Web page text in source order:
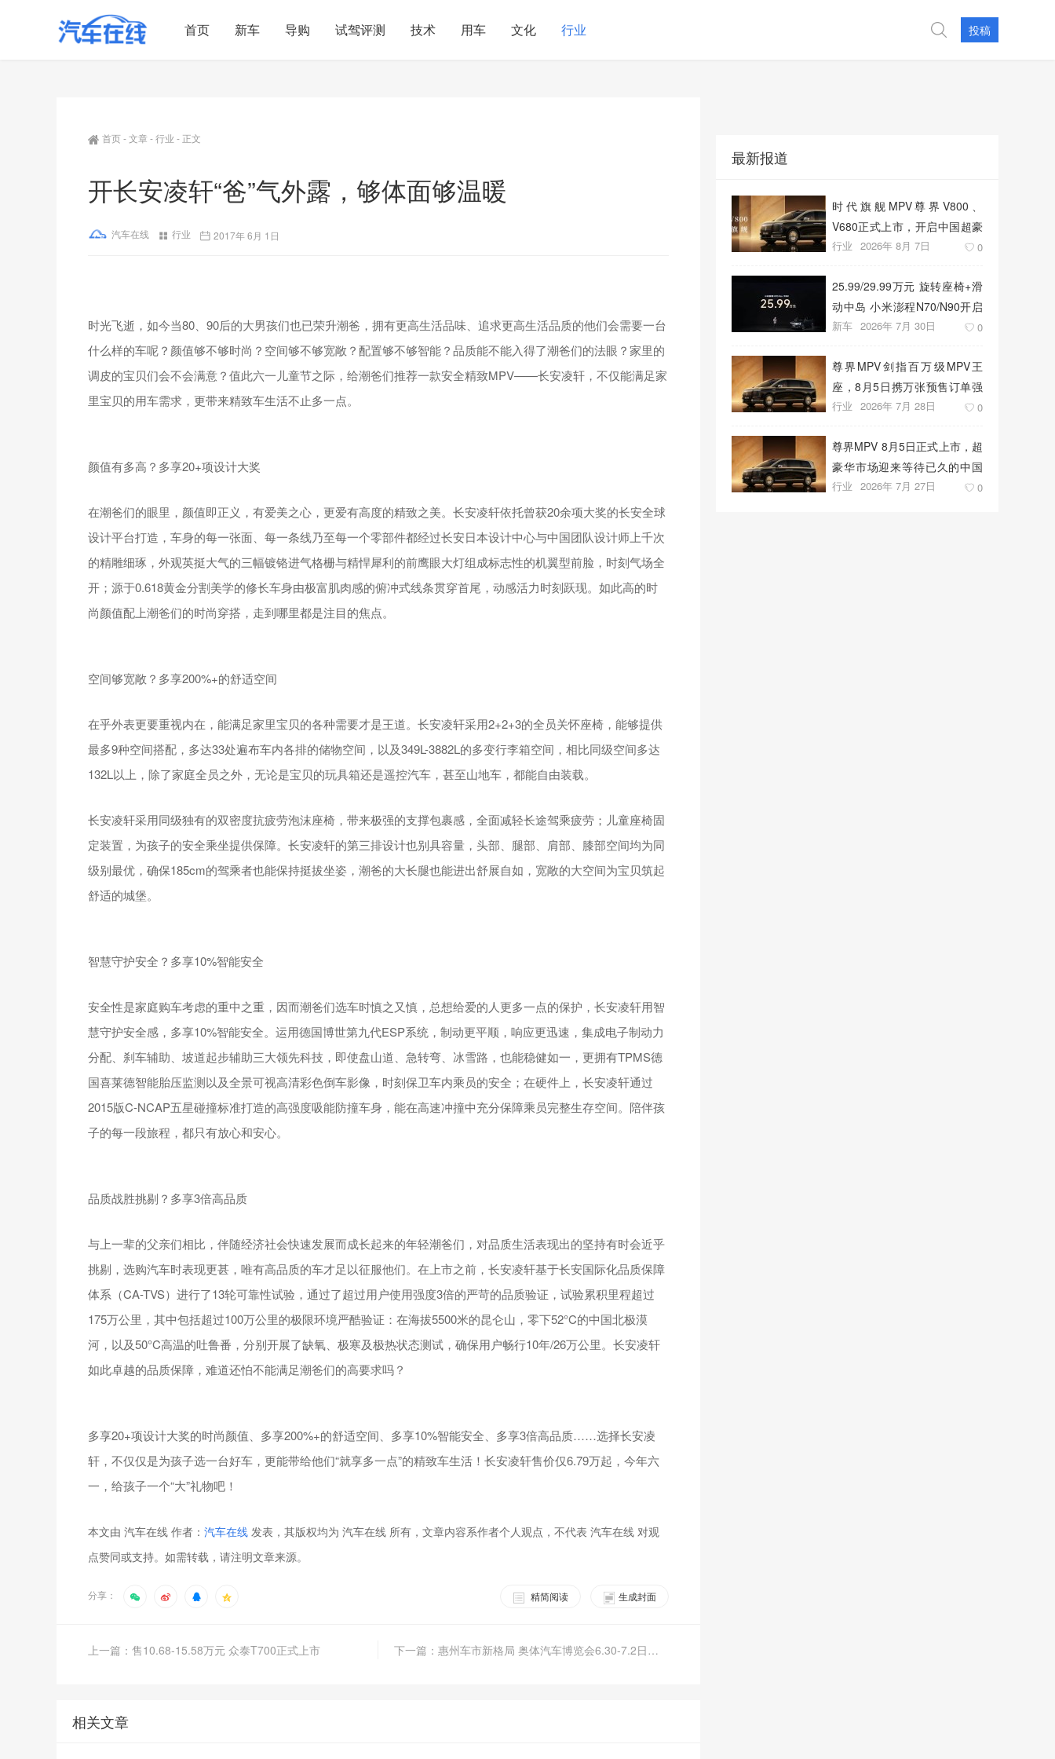
首页 新车 导购 试驾评测 技术 用车 文化 行业 投稿
首页-文章-行业 - 正文
开长安凌轩“爸”气外露，够体面够温暖
汽车在线 行业 2017年 6月 1日
时光飞逝，如今当80、90后的大男孩们也已荣升潮爸，拥有更高生活品味、追求更高生活品质的他们会需要一台
什么样的车呢？颜值够不够时尚？空间够不够宽敞？配置够不够智能？品质能不能入得了潮爸们的法眼？家里的
调皮的宝贝们会不会满意？值此六一儿童节之际，给潮爸们推荐一款安全精致MPV——长安凌轩，不仅能满足家
里宝贝的用车需求，更带来精致车生活不止多一点。
颜值有多高？多享20+项设计大奖
在潮爸们的眼里，颜值即正义，有爱美之心，更爱有高度的精致之美。长安凌轩依托曾获20余项大奖的长安全球
设计平台打造，车身的每一张面、每一条线乃至每一个零部件都经过长安日本设计中心与中国团队设计师上千次
的精雕细琢，外观英挺大气的三幅镀铬进气格栅与精悍犀利的前鹰眼大灯组成标志性的机翼型前脸，时刻气场全
开；源于0.618黄金分割美学的修长车身由极富肌肉感的俯冲式线条贯穿首尾，动感活力时刻跃现。如此高的时
尚颜值配上潮爸们的时尚穿搭，走到哪里都是注目的焦点。
空间够宽敞？多享200%+的舒适空间
在乎外表更要重视内在，能满足家里宝贝的各种需要才是王道。长安凌轩采用2+2+3的全员关怀座椅，能够提供
最多9种空间搭配，多达33处遍布车内各排的储物空间，以及349L-3882L的多变行李箱空间，相比同级空间多达
132L以上，除了家庭全员之外，无论是宝贝的玩具箱还是遥控汽车，甚至山地车，都能自由装载。
长安凌轩采用同级独有的双密度抗疲劳泡沫座椅，带来极强的支撑包裹感，全面减轻长途驾乘疲劳；儿童座椅固
定装置，为孩子的安全乘坐提供保障。长安凌轩的第三排设计也别具容量，头部、腿部、肩部、膝部空间均为同
级别最优，确保185cm的驾乘者也能保持挺拔坐姿，潮爸的大长腿也能进出舒展自如，宽敞的大空间为宝贝筑起
舒适的城堡。
智慧守护安全？多享10%智能安全
安全性是家庭购车考虑的重中之重，因而潮爸们选车时慎之又慎，总想给爱的人更多一点的保护，长安凌轩用智
慧守护安全感，多享10%智能安全。运用德国博世第九代ESP系统，制动更平顺，响应更迅速，集成电子制动力
分配、刹车辅助、坡道起步辅助三大领先科技，即使盘山道、急转弯、冰雪路，也能稳健如一，更拥有TPMS德
国喜莱德智能胎压监测以及全景可视高清彩色倒车影像，时刻保卫车内乘员的安全；在硬件上，长安凌轩通过
2015版C-NCAP五星碰撞标准打造的高强度吸能防撞车身，能在高速冲撞中充分保障乘员完整生存空间。陪伴孩
子的每一段旅程，都只有放心和安心。
品质战胜挑剔？多享3倍高品质
与上一辈的父亲们相比，伴随经济社会快速发展而成长起来的年轻潮爸们，对品质生活表现出的坚持有时会近乎
挑剔，选购汽车时表现更甚，唯有高品质的车才足以征服他们。在上市之前，长安凌轩基于长安国际化品质保障
体系（CA-TVS）进行了13轮可靠性试验，通过了超过用户使用强度3倍的严苛的品质验证，试验累积里程超过
175万公里，其中包括超过100万公里的极限环境严酷验证：在海拔5500米的昆仑山，零下52°C的中国北极漠
河，以及50°C高温的吐鲁番，分别开展了缺氧、极寒及极热状态测试，确保用户畅行10年/26万公里。长安凌轩
如此卓越的品质保障，难道还怕不能满足潮爸们的高要求吗？
多享20+项设计大奖的时尚颜值、多享200%+的舒适空间、多享10%智能安全、多享3倍高品质……选择长安凌
轩，不仅仅是为孩子选一台好车，更能带给他们“就享多一点”的精致车生活！长安凌轩售价仅6.79万起，今年六
一，给孩子一个“大”礼物吧！
本文由 汽车在线 作者： 汽车在线 发表，其版权均为 汽车在线 所有，文章内容系作者个人观点，不代表 汽车在线 对观
点赞同或支持。如需转载，请注明文章来源。
分享： 生成封面
精简阅读
上一篇：售10.68-15.58万元 众泰T700正式上市 下一篇：惠州车市新格局 奥体汽车博览会6.30-7.2日盛大开幕
相关文章
最新报道
时代旗舰MPV尊界V800、
V680正式上市，开启中国超豪
华MPV发展新篇章
行业 2026年 8月 7日 0
25.99/29.99万元 旋转座椅+滑
动中岛 小米澎程N70/N90开启
预售
新车 2026年 7月 30日 0
尊界MPV剑指百万级MPV王
座，8月5日携万张预售订单强
势上市
行业 2026年 7月 28日 0
尊界MPV 8月5日正式上市，超
豪华市场迎来等待已久的中国
答案
行业 2026年 7月 27日 0